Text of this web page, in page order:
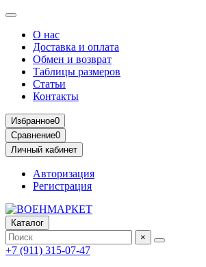
О нас
Доставка и оплата
Обмен и возврат
Таблицы размеров
Статьи
Контакты
Избранное0
Сравнение0
Личный кабинет
Авторизация
Регистрация
Каталог
×
+7 (911) 315-07-47